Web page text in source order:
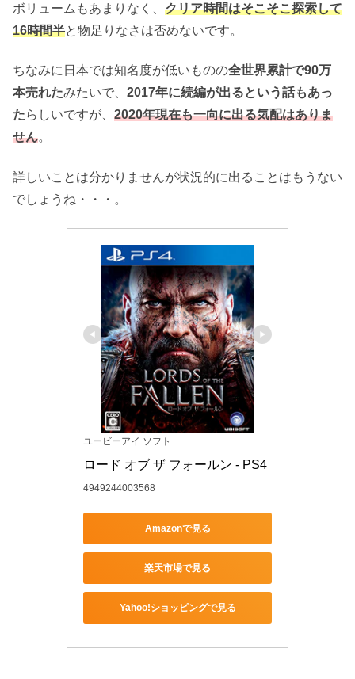
ボリュームもあまりなく、 クリア時間はそこそこ探索して
16時間半と物足りなさは否めないです。
ちなみに日本では知名度が低いものの全世界累計で90万
本売れたみたいで、 2017年に続編が出るという話もあっ
たらしいですが、 2020年現在も一向に出る気配はありま
せん。
詳しいことは分かりませんが状況的に出ることはもうない
でしょうね・・・。
ユービーアイ ソフト
ロード オブ ザ フォールン - PS4
4949244003568
Amazonで見る
楽天市場で見る
Yahoo!ショッピングで見る